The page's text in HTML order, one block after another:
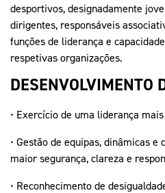
desportivos, designadamente
dirigentes, responsáveis
funções de liderança e
respetivas organizações.
DESENVOLVIMENTO
• Exercício de uma liderança
• Gestão de equipas, dinâmicas
maior segurança, clareza e
• Reconhecimento de